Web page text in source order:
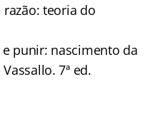
razão: teoria do
e punir: nascimento da
7ª ed.